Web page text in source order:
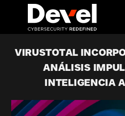
VIRUSTOTAL
ANÁLISIS
INTELIGENCIA